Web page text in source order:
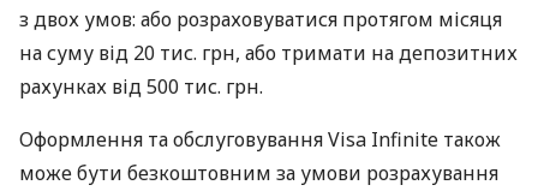
з двох умов: або розраховуватися протягом місяця
на суму від 20 тис. грн, або тримати на депозитних
рахунках від 500 тис. грн.
Оформлення та обслуговування Visa Infinite також
може бути безкоштовним за умови розрахування